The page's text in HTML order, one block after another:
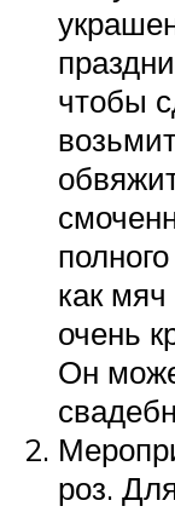
чтобы
как
очень
Он
роз.